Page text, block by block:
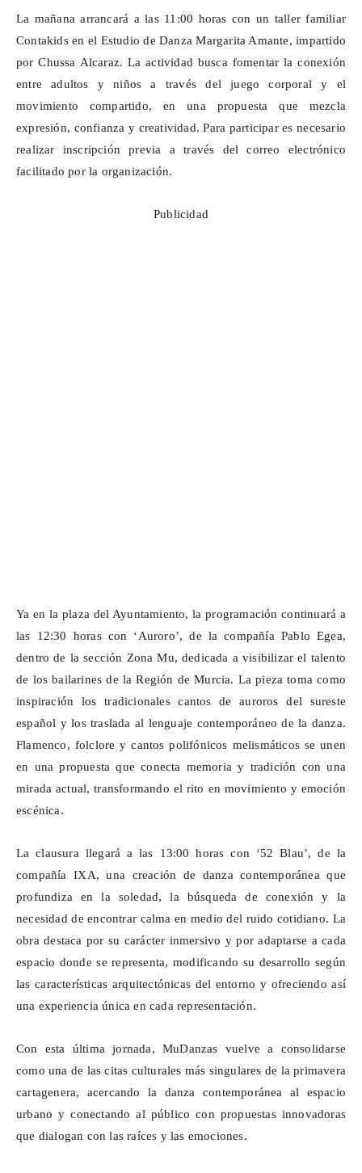
La mañana arrancará a las 11:00 horas con un taller familiar
Contakidsen el Estudio de Danza Margarita Amante, impartido
porChussa Alcaraz. La actividad busca fomentar la conexión
entre adultos y niños a través del juego corporal y el
movimiento compartido, en una propuesta que mezcla
expresión, confianza y creatividad. Para participar es necesario
realizar inscripción previa a través del correo electrónico
facilitado por la organización.
Publicidad
Ya en la plaza del Ayuntamiento, la programación continuará a
las 12:30 horas con ‘Auroro’, de la compañía Pablo Egea,
dentro de la sección Zona Mu, dedicada a visibilizar el talento
de los bailarines de la Región de Murcia. La pieza toma como
inspiración los tradicionales cantos deauroros del sureste
español y los traslada al lenguaje contemporáneo de la danza.
Flamenco, folclore y cantos polifónicos melismáticos se unen
en una propuesta que conecta memoria y tradición con una
mirada actual, transformando el rito en movimiento y emoción
escénica.
La clausura llegará a las 13:00 horas con ‘52 Blau’, de la
compañía IXA, una creación de danza contemporánea que
profundiza en la soledad, la búsqueda de conexión y la
necesidad de encontrar calma en medio del ruido cotidiano. La
obra destaca por su carácter inmersivo y por adaptarse a cada
espacio donde se representa, modificando su desarrollo según
las características arquitectónicas del entorno y ofreciendo así
una experiencia única en cada representación.
Con esta última jornada, MuDanzas vuelve a consolidarse
como una de las citas culturales más singulares de la primavera
cartagenera, acercando la danza contemporánea al espacio
urbano y conectando al público con propuestas innovadoras
que dialogan con las raíces y las emociones.